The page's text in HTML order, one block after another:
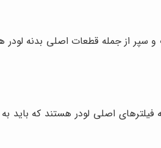
از جمله قطعات اصلی بدنه لودر
فیلترهای اصلی لودر هستند که باید